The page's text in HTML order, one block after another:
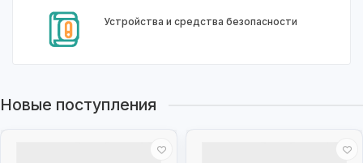
Устройства и средства безопасности
Новые поступления